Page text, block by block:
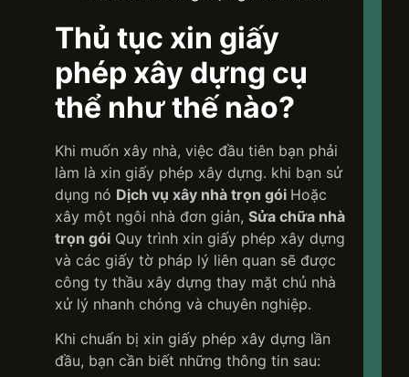
Thủ tục xin giấy
phép xây dựng cụ
thể như thế nào?
Khi muốn xây nhà, việc đầu tiên bạn phải
làm là xin giấy phép xây dựng. khi bạn sử
dụng nó Dịch vụ xây nhà trọn gói Hoặc
xây một ngôi nhà đơn giản, Sửa chữa nhà
trọn gói Quy trình xin giấy phép xây dựng
và các giấy tờ pháp lý liên quan sẽ được
công ty thầu xây dựng thay mặt chủ nhà
xử lý nhanh chóng và chuyên nghiệp.
Khi chuẩn bị xin giấy phép xây dựng lần
đầu, bạn cần biết những thông tin sau: